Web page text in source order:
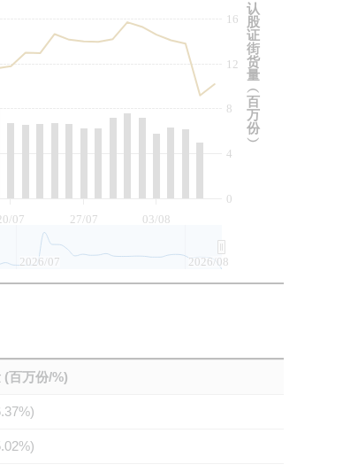
27/07
07 03/08
0
4
8
12
16
2026/07 2026/08
认
股
证
街
货
量
︵
百
万
份
︶
(百万份/%)